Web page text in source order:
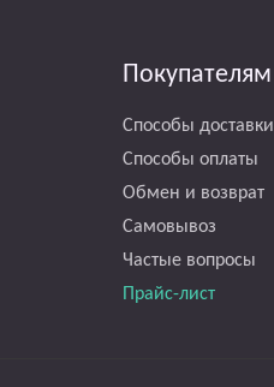
Покупателям
Способы доставки
Способы оплаты
Обмен и возврат
Самовывоз
Частые вопросы
Прайс-лист